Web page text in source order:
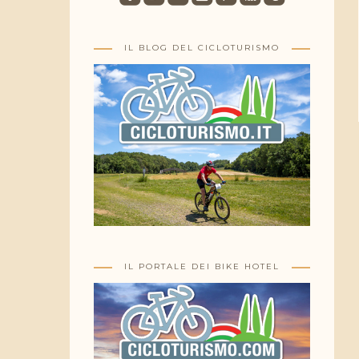
IL BLOG DEL CICLOTURISMO
IL PORTALE DEI BIKE HOTEL